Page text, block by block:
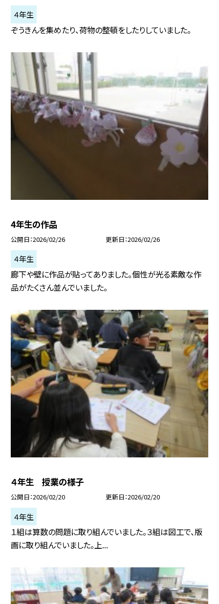
４年生
ぞうきんを集めたり、荷物の整頓をしたりしていました。
4年生の作品
公開日 2026/02/26 更新日 2026/02/26
４年生
廊下や壁に作品が貼ってありました。個性が光る素敵な作
品がたくさん並んでいました。
４年生 授業の様子
公開日 2026/02/20 更新日 2026/02/20
４年生
１組は算数の問題に取り組んでいました。３組は図工で、版
画に取り組んでいました。上...